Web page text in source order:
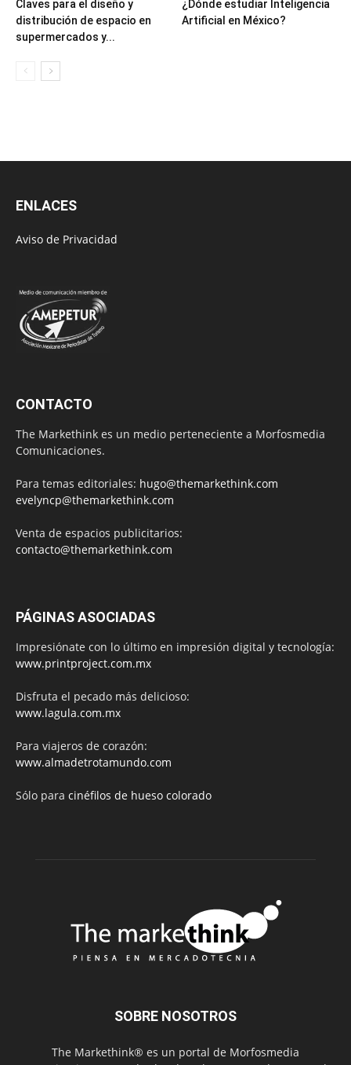
Claves para el diseño y
distribución de espacio en
supermercados y...
¿Dónde estudiar Inteligencia
Artificial en México?
ENLACES
Aviso de Privacidad
CONTACTO
The Markethink es un medio perteneciente a Morfosmedia
Comunicaciones.
Para temas editoriales: hugo@themarkethink.com
evelyncp@themarkethink.com
Venta de espacios publicitarios:
contacto@themarkethink.com
PÁGINAS ASOCIADAS
Impresiónate con lo último en impresión digital y tecnología:
www.printproject.com.mx
Disfruta el pecado más delicioso:
www.lagula.com.mx
Para viajeros de corazón:
www.almadetrotamundo.com
Sólo para cinéfilos de hueso colorado
SOBRE NOSOTROS
The Markethink® es un portal de Morfosmedia